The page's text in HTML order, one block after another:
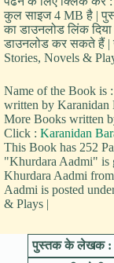
कुल साइज 4 MB है |
का डाउनलोड लिंक
डाउनलोड कर सकते हैं |
Stories, Novels &
Name of the Book is
written by Karanidan
More Books written
Click : Karanidan
This Book has 252
"Khurdara Aadmi" is
Khurdara Aadmi
Aadmi is posted
& Plays |
पुस्तक के लेखक :